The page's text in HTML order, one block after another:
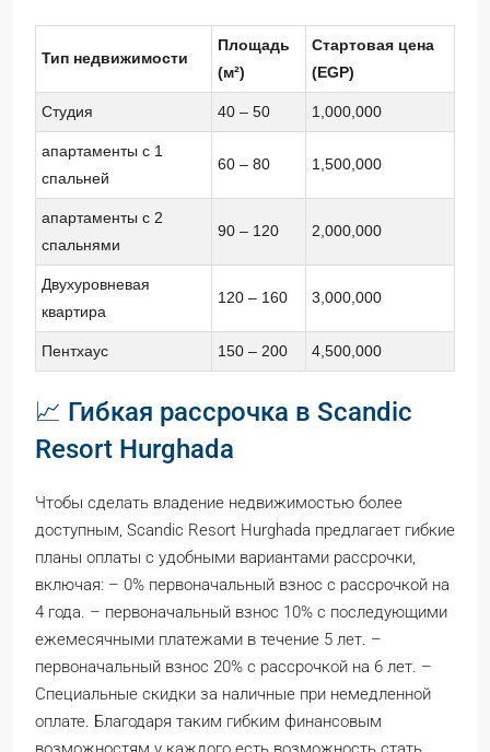
Тип недвижимости
Площадь
(м²)
Стартовая цена
(EGP)
Студия 40 – 50 1,000,000
апартаменты с 1
спальней
60 – 80 1,500,000
апартаменты с 2
спальнями
90 – 120 2,000,000
Двухуровневая
квартира
120 – 160 3,000,000
Пентхаус 150 – 200 4,500,000
📈 Гибкая рассрочка в Scandic
Resort Hurghada
Чтобы сделать владение недвижимостью более
доступным, Scandic Resort Hurghada предлагает гибкие
планы оплаты с удобными вариантами рассрочки,
включая: – 0% первоначальный взнос с рассрочкой на
4 года. – первоначальный взнос 10% с последующими
ежемесячными платежами в течение 5 лет. –
первоначальный взнос 20% с рассрочкой на 6 лет. –
Специальные скидки за наличные при немедленной
оплате. Благодаря таким гибким финансовым